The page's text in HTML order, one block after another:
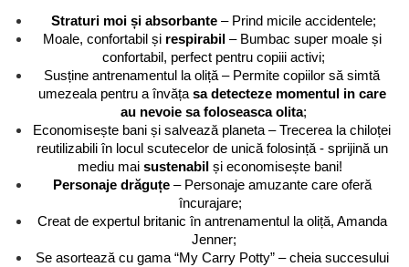
Straturi moi și absorbante – Prind micile accidentele;
Moale, confortabil și respirabil – Bumbac super moale și
confortabil, perfect pentru copiii activi;
Susține antrenamentul la oliță – Permite copiilor să simtă
umezeala pentru a învăța sa detecteze momentul in care
au nevoie sa foloseasca olita;
Economisește bani și salvează planeta – Trecerea la chiloței
reutilizabili în locul scutecelor de unică folosință - sprijină un
mediu mai sustenabil și economisește bani!
Personaje drăguțe – Personaje amuzante care oferă
încurajare;
Creat de expertul britanic în antrenamentul la oliță, Amanda
Jenner;
Se asortează cu gama “My Carry Potty” – cheia succesului